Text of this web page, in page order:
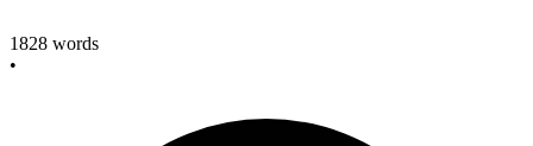
1828 words
•